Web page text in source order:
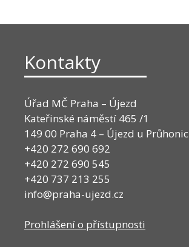
Kontakty
Úřad MČ Praha – Újezd
Kateřinské náměstí 465 /1
149 00 Praha 4 – Újezd u Průhonic
+420 272 690 692
+420 272 690 545
+420 737 213 255
info@praha-ujezd.cz
Prohlášení o přístupnosti